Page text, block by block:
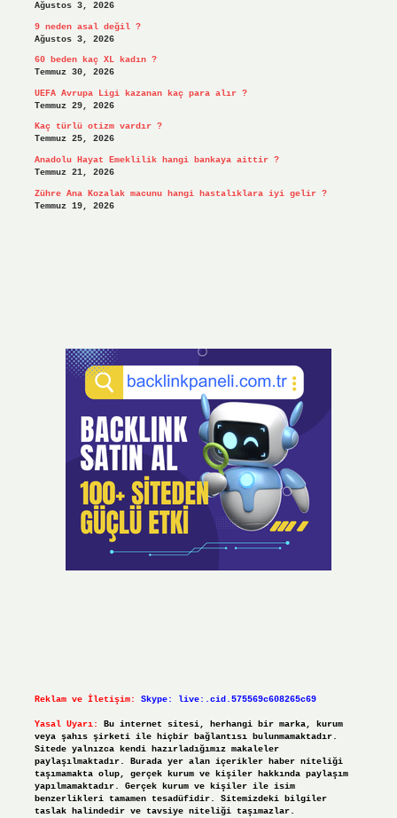
Ağustos 3, 2026
9 neden asal değil ?
Ağustos 3, 2026
60 beden kaç XL kadın ?
Temmuz 30, 2026
UEFA Avrupa Ligi kazanan kaç para alır ?
Temmuz 29, 2026
Kaç türlü otizm vardır ?
Temmuz 25, 2026
Anadolu Hayat Emeklilik hangi bankaya aittir ?
Temmuz 21, 2026
Zühre Ana Kozalak macunu hangi hastalıklara iyi gelir ?
Temmuz 19, 2026
Reklam ve İletişim: Skype: live:.cid.575569c608265c69
Yasal Uyarı:
Bu internet sitesi, herhangi bir marka, kurum
veya şahıs şirketi ile hiçbir bağlantısı bulunmamaktadır.
Sitede yalnızca kendi hazırladığımız makaleler
paylaşılmaktadır. Burada yer alan içerikler haber niteliği
taşımamakta olup, gerçek kurum ve kişiler hakkında paylaşım
yapılmamaktadır. Gerçek kurum ve kişiler ile isim
benzerlikleri tamamen tesadüfidir. Sitemizdeki bilgiler
taslak halindedir ve tavsiye niteliği taşımazlar.